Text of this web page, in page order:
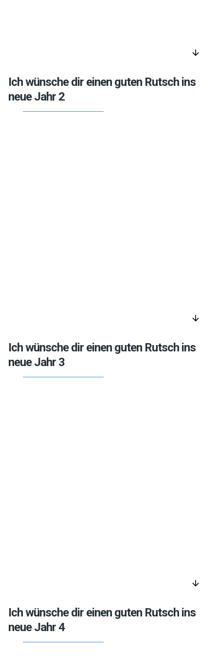
arrow_downward
Ich wünsche dir einen guten Rutsch ins
neue Jahr 2
arrow_downward
Ich wünsche dir einen guten Rutsch ins
neue Jahr 3
arrow_downward
Ich wünsche dir einen guten Rutsch ins
neue Jahr 4